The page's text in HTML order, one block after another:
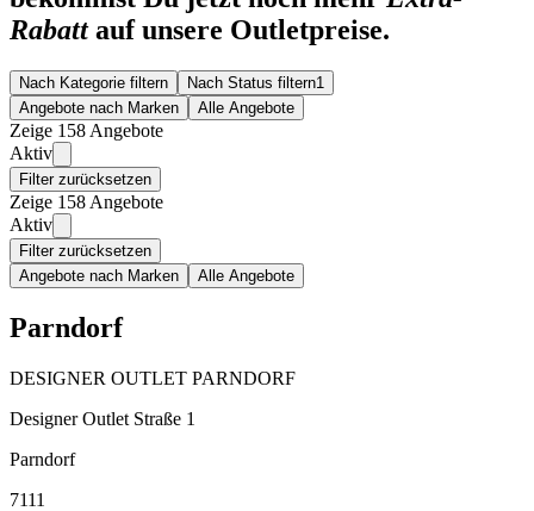
Rabattauf unsere Outletpreise.
Nach Kategorie filtern Nach Status filtern1
Angebote nach Marken
Alle Angebote
Zeige 158 Angebote
Aktiv
Filter zurücksetzen
Zeige 158 Angebote
Aktiv
Filter zurücksetzen
Angebote nach Marken
Alle Angebote
Parndorf
DESIGNER OUTLET PARNDORF
Designer Outlet Straße 1
Parndorf
7111